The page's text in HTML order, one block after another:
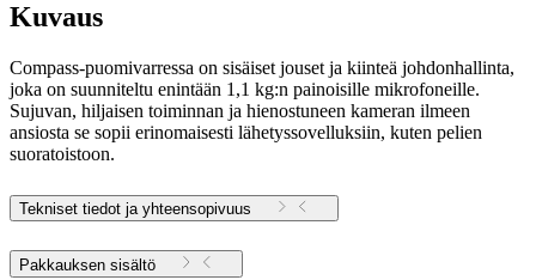
Kuvaus
Compass-puomivarressa on sisäiset jouset ja kiinteä johdonhallinta,
joka on suunniteltu enintään 1,1 kg:n painoisille mikrofoneille.
Sujuvan, hiljaisen toiminnan ja hienostuneen kameran ilmeen
ansiosta se sopii erinomaisesti lähetyssovelluksiin, kuten pelien
suoratoistoon.
Tekniset tiedot ja yhteensopivuus
Pakkauksen sisältö